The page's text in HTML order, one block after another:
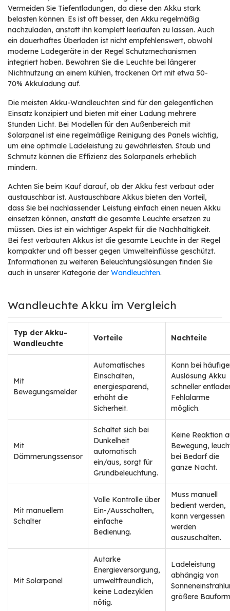
Vermeiden Sie Tiefentladungen, da diese den Akku stark
belasten können. Es ist oft besser, den Akku regelmäßig
nachzuladen, anstatt ihn komplett leerlaufen zu lassen. Auch
ein dauerhaftes Überladen ist nicht empfehlenswert, obwohl
moderne Ladegeräte in der Regel Schutzmechanismen
integriert haben. Bewahren Sie die Leuchte bei längerer
Nichtnutzung an einem kühlen, trockenen Ort mit etwa 50-
70% Akkuladung auf.
Die meisten Akku-Wandleuchten sind für den gelegentlichen
Einsatz konzipiert und bieten mit einer Ladung mehrere
Stunden Licht. Bei Modellen für den Außenbereich mit
Solarpanel ist eine regelmäßige Reinigung des Panels wichtig,
um eine optimale Ladeleistung zu gewährleisten. Staub und
Schmutz können die Effizienz des Solarpanels erheblich
mindern.
Achten Sie beim Kauf darauf, ob der Akku fest verbaut oder
austauschbar ist. Austauschbare Akkus bieten den Vorteil,
dass Sie bei nachlassender Leistung einfach einen neuen Akku
einsetzen können, anstatt die gesamte Leuchte ersetzen zu
müssen. Dies ist ein wichtiger Aspekt für die Nachhaltigkeit.
Bei fest verbauten Akkus ist die gesamte Leuchte in der Regel
kompakter und oft besser gegen Umwelteinflüsse geschützt.
Informationen zu weiteren Beleuchtungslösungen finden Sie
auch in unserer Kategorie der Wandleuchten.
Wandleuchte Akku im Vergleich
Typ der Akku-
Wandleuchte
Vorteile Nachteile
Mit
Bewegungsmelder
Automatisches
Einschalten,
energiesparend,
erhöht die
Sicherheit.
Kann bei
Auslösung Akku
schneller
Fehlalarme
möglich.
Mit
Dämmerungssensor
Schaltet sich bei
Dunkelheit
automatisch
ein/aus, sorgt für
Grundbeleuchtung.
Keine Reaktion
Bewegung,
bei Bedarf die
ganze Nacht.
Mit manuellem
Schalter
Volle Kontrolle über
Ein-/Ausschalten,
einfache
Bedienung.
Muss manuell
bedient werden,
kann vergessen
werden
auszuschalten.
Mit Solarpanel
Autarke
Energieversorgung,
umweltfreundlich,
keine Ladezyklen
nötig.
Ladeleistung
abhängig von
größere